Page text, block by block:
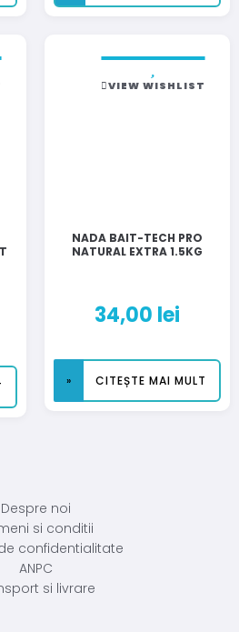
VIEW WISHLIST
NADA BAIT-TECH PRO
NATURAL EXTRA 1.5KG
34,00 lei
CITEȘTE MAI MULT
Despre noi
si conditii
confidentialitate
ANPC
si livrare